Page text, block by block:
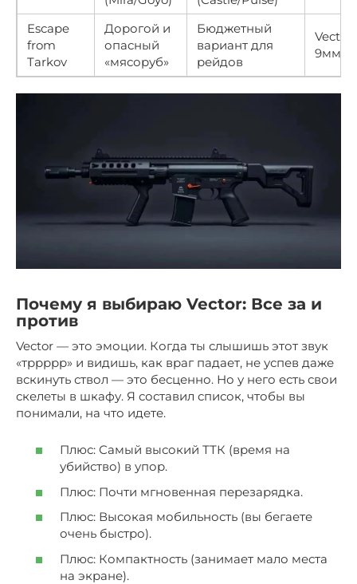
Escape
from
Tarkov
Дорогой и
опасный
«мясоруб»
Бюджетный
вариант для
рейдов
Vector
9мм/
Почему я выбираю Vector: Все за и
против
Vector — это эмоции. Когда ты слышишь этот звук
«тррррр» и видишь, как враг падает, не успев даже
вскинуть ствол — это бесценно. Но у него есть свои
скелеты в шкафу. Я составил список, чтобы вы
понимали, на что идете.
Плюс: Самый высокий ТТК (время на
убийство) в упор.
Плюс: Почти мгновенная перезарядка.
Плюс: Высокая мобильность (вы бегаете
очень быстро).
Плюс: Компактность (занимает мало места
на экране).